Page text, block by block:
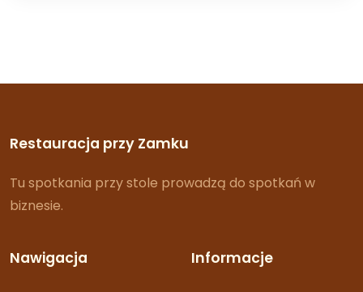
Restauracja przy Zamku
Tu spotkania przy stole prowadzą do spotkań w
biznesie.
Nawigacja Informacje